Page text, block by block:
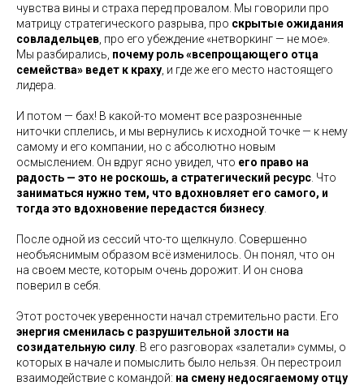
чувства вины и страха перед провалом. Мы говорили про
матрицу стратегического разрыва, про скрытые ожидания
совладельцев , про его убеждение «нетворкинг — не мое».
Мы разбирались, почему роль «всепрощающего отца
семейства» ведет к краху , и где же его место настоящего
лидера.
И потом — бах! В какой-то момент все разрозненные
ниточки сплелись, и мы вернулись к исходной точке — к нему
самому и его компании, но с абсолютно новым
осмыслением. Он вдруг ясно увидел, что его право на
радость — это не роскошь, а стратегический ресурс . Что
заниматься нужно тем, что вдохновляет его самого, и
тогда это вдохновение передастся бизнесу
После одной из сессий что-то щелкнуло. Совершенно
необъяснимым образом всё изменилось. Он понял, что он
на своем месте, которым очень дорожит. И он снова
поверил в себя.
Этот росточек уверенности начал стремительно расти. Его
энергия сменилась с разрушительной злости на
созидательную силу . В его разговорах «залетали» суммы, о
которых в начале и помыслить было нельзя. Он перестроил
взаимодействие с командой: на смену недосягаемому отцу